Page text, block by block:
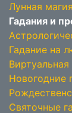
Лунная магия
Гадания и
Гадание на
Виртуальная
Новогодние
Святочные